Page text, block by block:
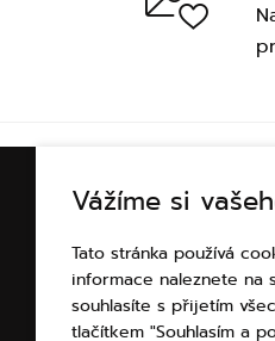
Vážíme si
Tato stránka používá
informace naleznete na
souhlasíte s přijetím
tlačítkem "Souhlasím a